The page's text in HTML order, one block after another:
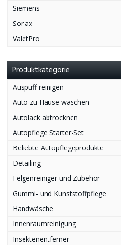
Siemens
Sonax
ValetPro
Produktkategorie
Auspuff reinigen
Auto zu Hause waschen
Autolack abtrocknen
Autopflege Starter-Set
Beliebte Autopflegeprodukte
Detailing
Felgenreiniger und Zubehör
Gummi- und Kunststoffpflege
Handwäsche
Innenraumreinigung
Insektenentferner